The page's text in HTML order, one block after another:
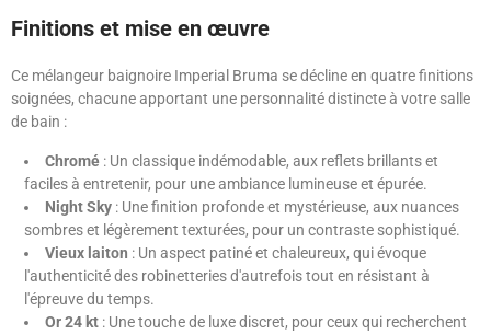
Finitions et mise en œuvre
Ce mélangeur baignoire Imperial Bruma se décline en quatre finitions
soignées, chacune apportant une personnalité distincte à votre salle
de bain :
Chromé : Un classique indémodable, aux reflets brillants et
faciles à entretenir, pour une ambiance lumineuse et épurée.
Night Sky : Une finition profonde et mystérieuse, aux nuances
sombres et légèrement texturées, pour un contraste sophistiqué.
Vieux laiton : Un aspect patiné et chaleureux, qui évoque
l'authenticité des robinetteries d'autrefois tout en résistant à
l'épreuve du temps.
Or 24 kt : Une touche de luxe discret, pour ceux qui recherchent